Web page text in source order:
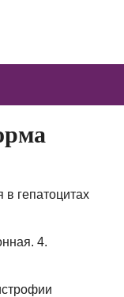
в гепатоцитах
4.